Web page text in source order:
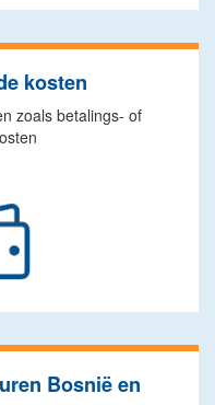
kosten
zoals betalings- of
Bosnië en